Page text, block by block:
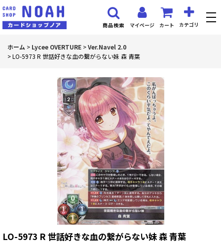
マイページ カート カテゴリ
商品検索
ホーム > Lycee OVERTURE >Ver.Navel 2.0
>LO-5973 R 世話好きな血の繋がらない妹 森 青葉
LO-5973 R 世話好きな血の繋がらない妹 森 青葉